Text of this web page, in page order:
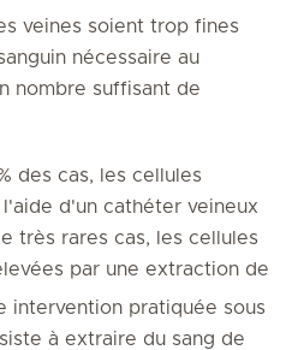
veines soient trop fines
nécessaire au
nombre suffisant de
des cas, les cellules
d'un cathéter veineux
très rares cas, les cellules
par une extraction de
intervention pratiquée sous
à extraire du sang de